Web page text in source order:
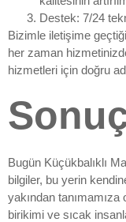
Destek: 7/24
Bizimle iletişime
her zaman
hizmetleri için doğru
Bugün Küçükbalıklı
bilgiler, bu yerin
yakından
birikimi ve sıcak